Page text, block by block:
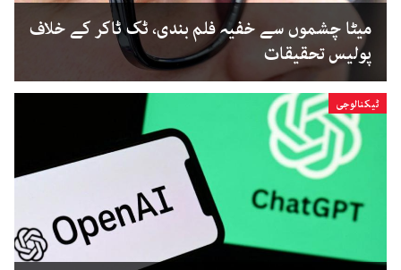
میٹا چشموں سے خفیہ فلم بندی، ٹک ٹاکر کے خلاف
پولیس تحقیقات
ٹیکنالوجی